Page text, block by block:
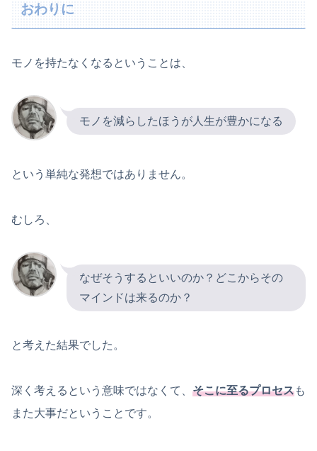
おわりに
モノを持たなくなるということは、
モノを減らしたほうが人生が豊かになる
という単純な発想ではありません。
むしろ、
なぜそうするといいのか？どこからその
マインドは来るのか？
と考えた結果でした。
深く考えるという意味ではなくて、 そこに至るプロセスも
また大事だということです。